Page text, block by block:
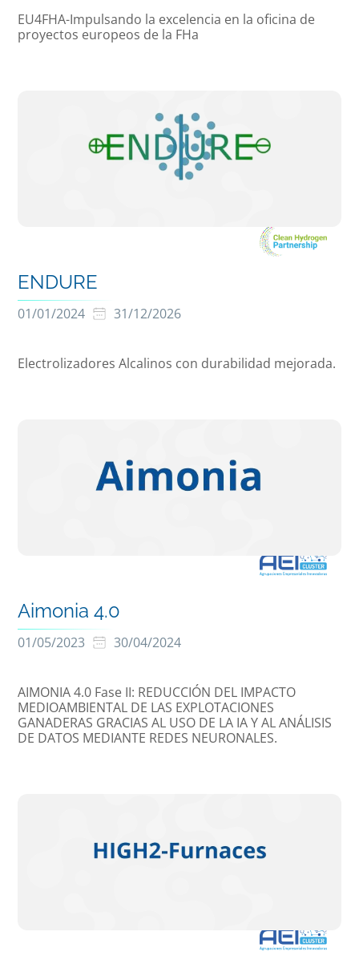
EU4FHA-Impulsando la excelencia en la oficina de
proyectos europeos de la FHa
ENDURE
01/01/2024 31/12/2026
Electrolizadores Alcalinos con durabilidad mejorada.
Aimonia 4.0
01/05/2023 30/04/2024
AIMONIA 4.0 Fase II: REDUCCIÓN DEL IMPACTO
MEDIOAMBIENTAL DE LAS EXPLOTACIONES
GANADERAS GRACIAS AL USO DE LA IA Y AL ANÁLISIS
DE DATOS MEDIANTE REDES NEURONALES.